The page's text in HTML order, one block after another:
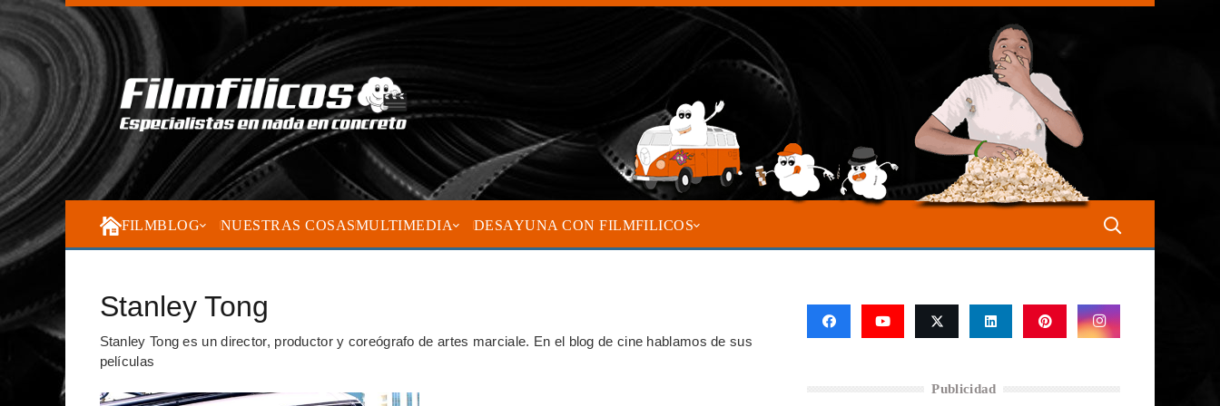
FILMBLOG NUESTRAS COSASMULTIMEDIA DESAYUNA CON FILMFILICOS
Stanley Tong
Stanley Tong es un director, productor y coreógrafo de artes marciale. En el blog de cine hablamos de sus
películas
Publicidad